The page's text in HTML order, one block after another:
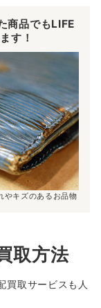
商品でもLIFE
す！
やキズのあるお品物
取方法
買取サービスも人